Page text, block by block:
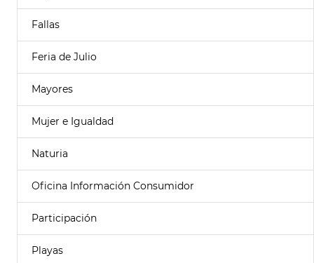
Fallas
Feria de Julio
Mayores
Mujer e Igualdad
Naturia
Oficina Información Consumidor
Participación
Playas